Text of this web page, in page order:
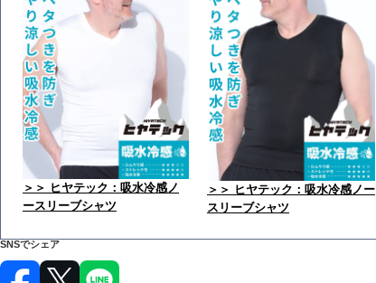
＞＞ ヒヤテック：吸水冷感ノ
ースリーブシャツ
＞＞ ヒヤテック：吸水冷感ノー
スリーブシャツ
SNSでシェア